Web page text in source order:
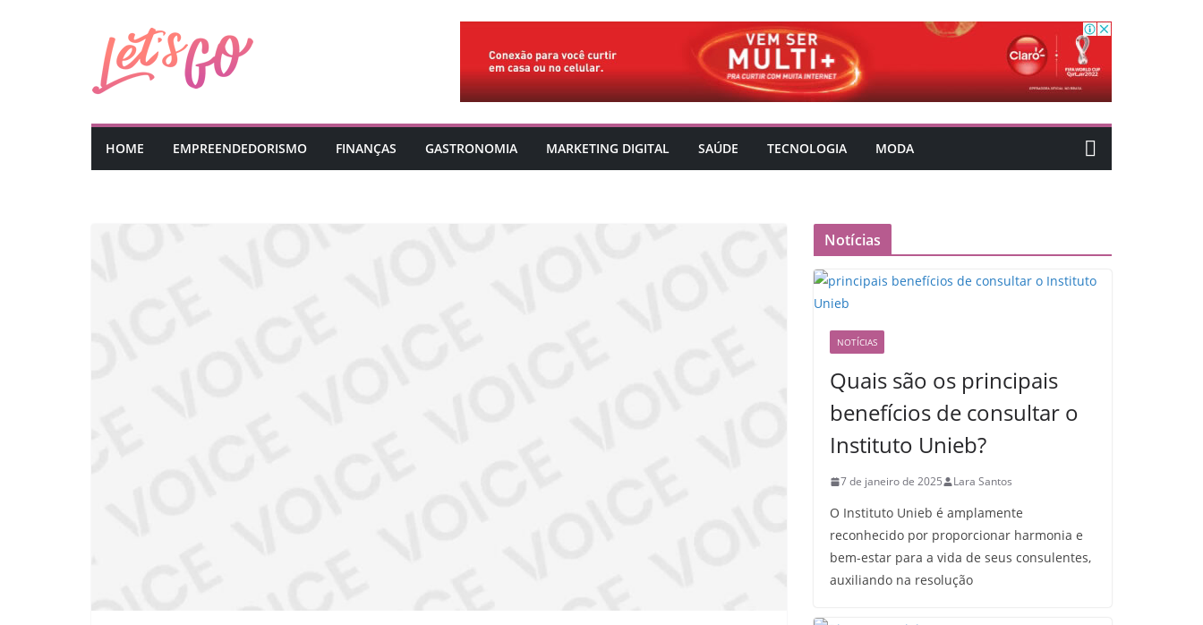
HOME EMPREENDEDORISMO FINANÇAS GASTRONOMIA MARKETING DIGITAL SAÚDE TECNOLOGIA MODA
Notícias
NOTÍCIAS
Quais são os principais
benefícios de consultar o
Instituto Unieb?
7 de janeiro de 2025 Lara Santos
O Instituto Unieb é amplamente
reconhecido por proporcionar harmonia e
bem-estar para a vida de seus consulentes,
auxiliando na resolução